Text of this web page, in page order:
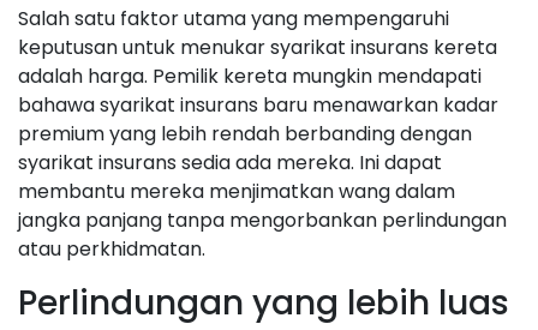
Salah satu faktor utama yang mempengaruhi
keputusan untuk menukar syarikat insurans kereta
adalah harga. Pemilik kereta mungkin mendapati
bahawa syarikat insurans baru menawarkan kadar
premium yang lebih rendah berbanding dengan
syarikat insurans sedia ada mereka. Ini dapat
membantu mereka menjimatkan wang dalam
jangka panjang tanpa mengorbankan perlindungan
atau perkhidmatan.
Perlindungan yang lebih luas